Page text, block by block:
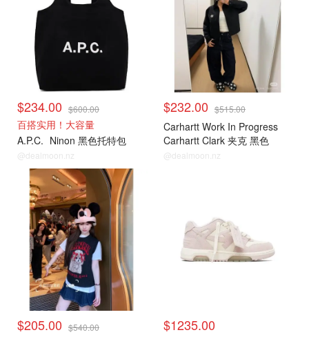
$234.00 $600.00
百搭实用！大容量
A.P.C. Ninon 黑色托特包
@dealmoon.nz
$232.00 $515.00
Carhartt Work In Progress
Carhartt Clark 夹克 黑色
@dealmoon.nz
小编推荐
$205.00 $540.00 $1235.00